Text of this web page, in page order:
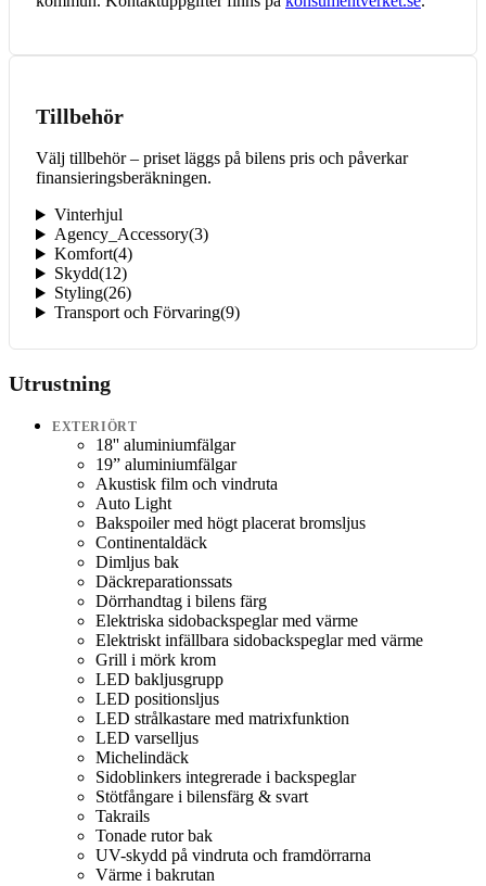
Tillbehör
Välj tillbehör – priset läggs på bilens pris och påverkar
finansieringsberäkningen.
Vinterhjul
Agency_Accessory(3)
Komfort(4)
Skydd(12)
Styling(26)
Transport och Förvaring(9)
Utrustning
EXTERIÖRT
18'' aluminiumfälgar
19” aluminiumfälgar
Akustisk film och vindruta
Auto Light
Bakspoiler med högt placerat bromsljus
Continentaldäck
Dimljus bak
Däckreparationssats
Dörrhandtag i bilens färg
Elektriska sidobackspeglar med värme
Elektriskt infällbara sidobackspeglar med värme
Grill i mörk krom
LED bakljusgrupp
LED positionsljus
LED strålkastare med matrixfunktion
LED varselljus
Michelindäck
Sidoblinkers integrerade i backspeglar
Stötfångare i bilensfärg & svart
Takrails
Tonade rutor bak
UV-skydd på vindruta och framdörrarna
Värme i bakrutan